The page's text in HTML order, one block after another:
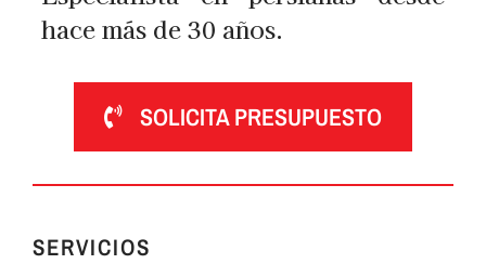
hace más de 30 años.
SOLICITA PRESUPUESTO
SERVICIOS